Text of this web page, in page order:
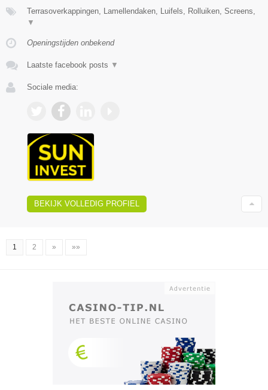
Terrasoverkappingen, Lamellendaken, Luifels, Rolluiken, Screens,
▼
Openingstijden onbekend
Laatste facebook posts ▼
Sociale media:
BEKIJK VOLLEDIG PROFIEL
1 2 » »»